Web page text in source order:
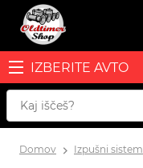
IZBERITE AVTO
Domov Izpušni sistem